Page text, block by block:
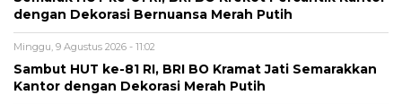
dengan Dekorasi Bernuansa Merah Putih
Minggu, 9 Agustus 2026 - 11:02
Sambut HUT ke-81 RI, BRI BO Kramat Jati Semarakkan
Kantor dengan Dekorasi Merah Putih